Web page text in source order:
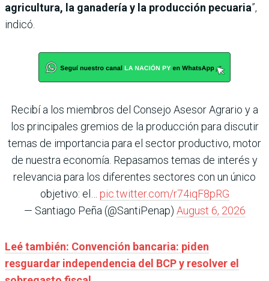
agricultura, la ganadería y la producción pecuaria”,
indicó.
Recibí a los miembros del Consejo Asesor Agrario y a
los principales gremios de la producción para discutir
temas de importancia para el sector productivo, motor
de nuestra economía. Repasamos temas de interés y
relevancia para los diferentes sectores con un único
objetivo: el… pic.twitter.com/r74iqF8pRG
— Santiago Peña (@SantiPenap) August 6, 2026
Leé también: Convención bancaria: piden
resguardar independencia del BCP y resolver el